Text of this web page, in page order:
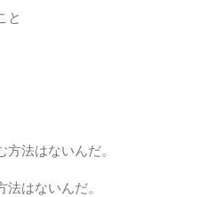
と
法はないんだ。
はないんだ。